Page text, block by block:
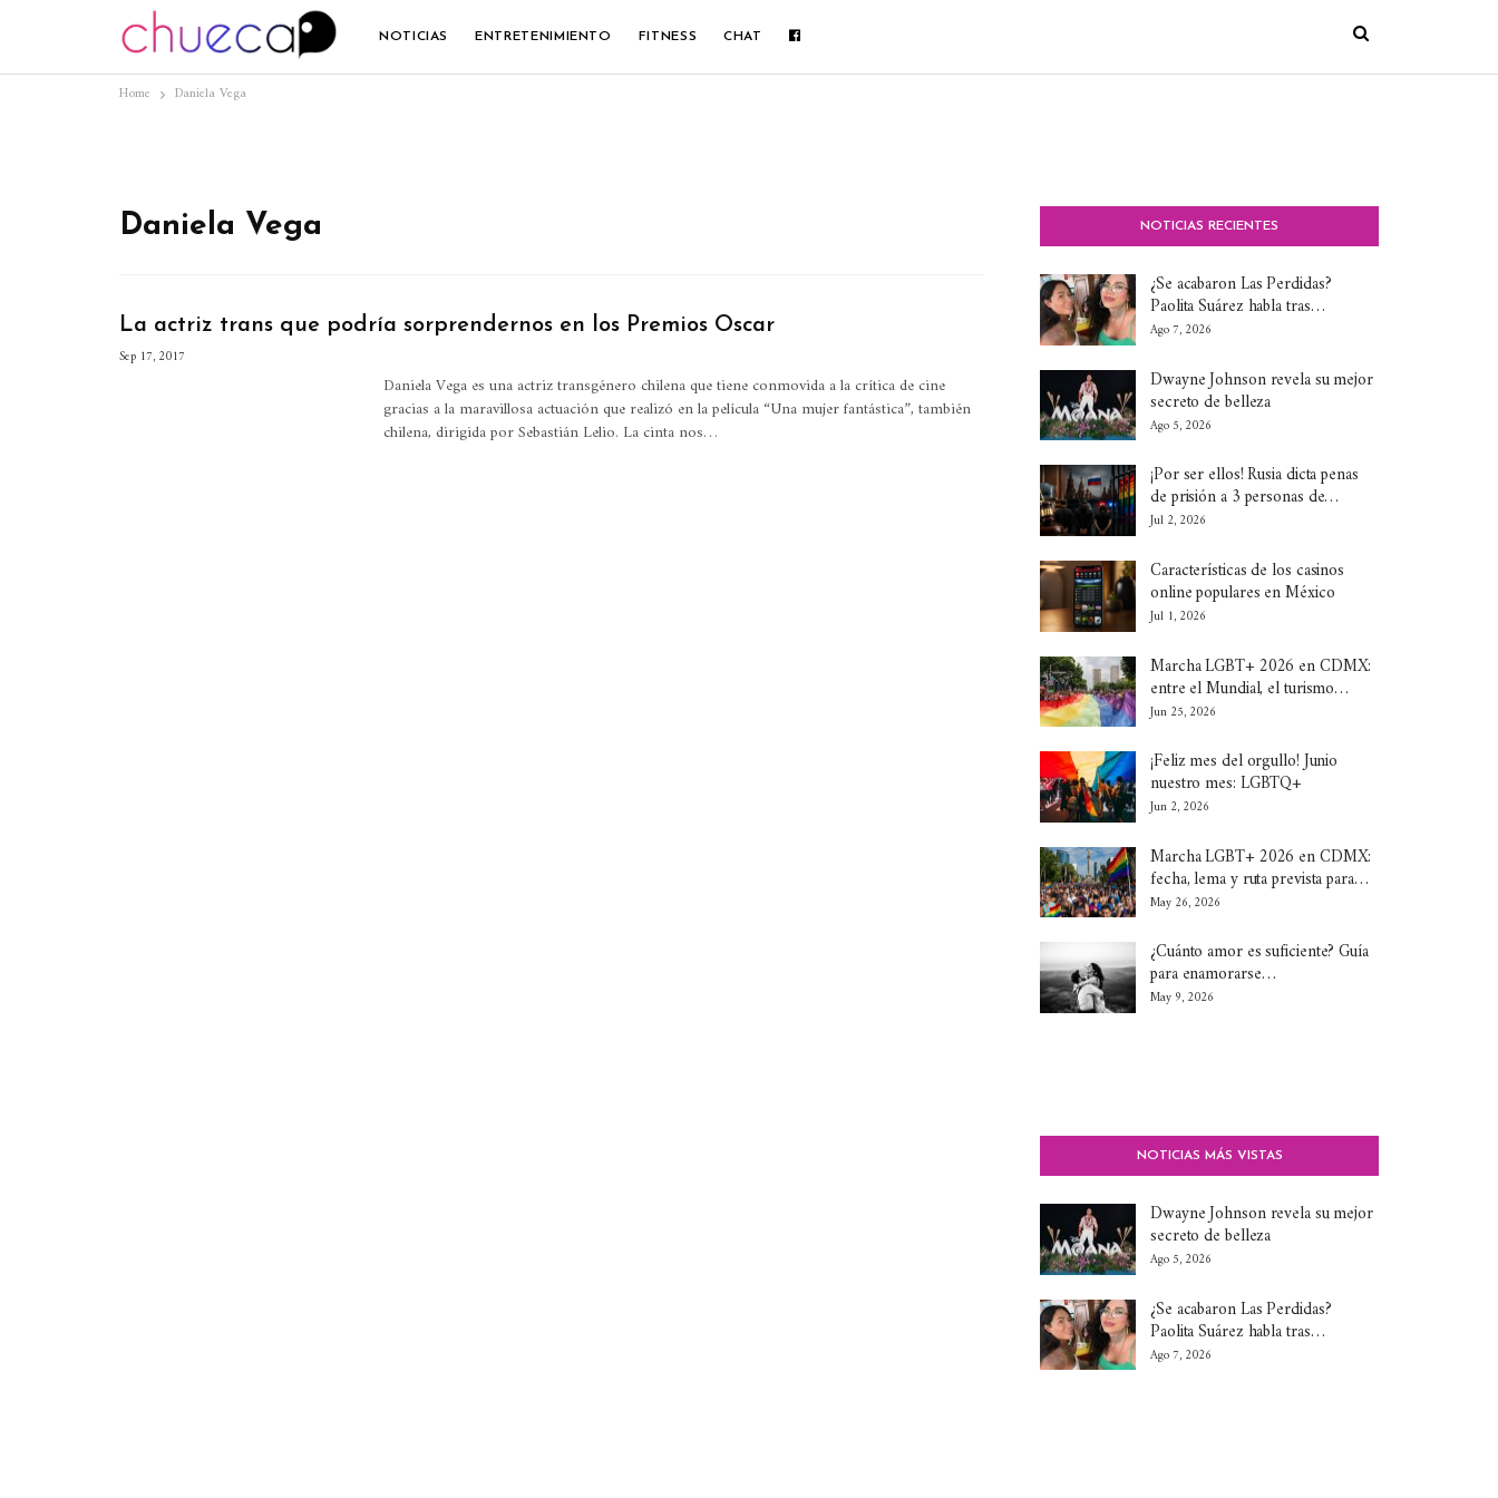
NOTICIAS ENTRETENIMIENTO FITNESS CHAT
Home Daniela Vega
Daniela Vega
La actriz trans que podría sorprendernos en los Premios Oscar
Sep 17, 2017
Daniela Vega es una actriz transgénero chilena que tiene conmovida a la crítica de cine
gracias a la maravillosa actuación que realizó en la película “Una mujer fantástica”, también
chilena, dirigida por Sebastián Lelio. La cinta nos…
NOTICIAS RECIENTES
¿Se acabaron Las Perdidas?
Paolita Suárez habla tras…
Ago 7, 2026
Dwayne Johnson revela su mejor
secreto de belleza
Ago 5, 2026
¡Por ser ellos! Rusia dicta penas
de prisión a 3 personas de…
Jul 2, 2026
Características de los casinos
online populares en México
Jul 1, 2026
Marcha LGBT+ 2026 en CDMX:
entre el Mundial, el turismo…
Jun 25, 2026
¡Feliz mes del orgullo! Junio
nuestro mes: LGBTQ+
Jun 2, 2026
Marcha LGBT+ 2026 en CDMX:
fecha, lema y ruta prevista para…
May 26, 2026
¿Cuánto amor es suficiente? Guía
para enamorarse…
May 9, 2026
NOTICIAS MÁS VISTAS
Dwayne Johnson revela su mejor
secreto de belleza
Ago 5, 2026
¿Se acabaron Las Perdidas?
Paolita Suárez habla tras…
Ago 7, 2026